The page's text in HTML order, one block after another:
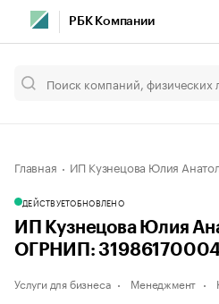
РБК Компании
Главная ИП Кузнецова Юлия
ДЕЙСТВУЕТОБНОВЛЕНО
ИП Кузнецова Юлия
ОГРНИП:
Услуги для бизнеса Менеджмент